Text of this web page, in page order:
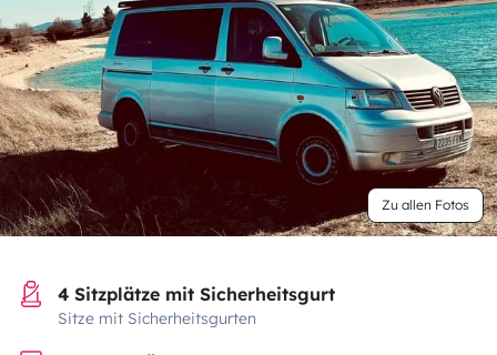
Zu allen Fotos
4 Sitzplätze mit Sicherheitsgurt
Sitze mit Sicherheitsgurten